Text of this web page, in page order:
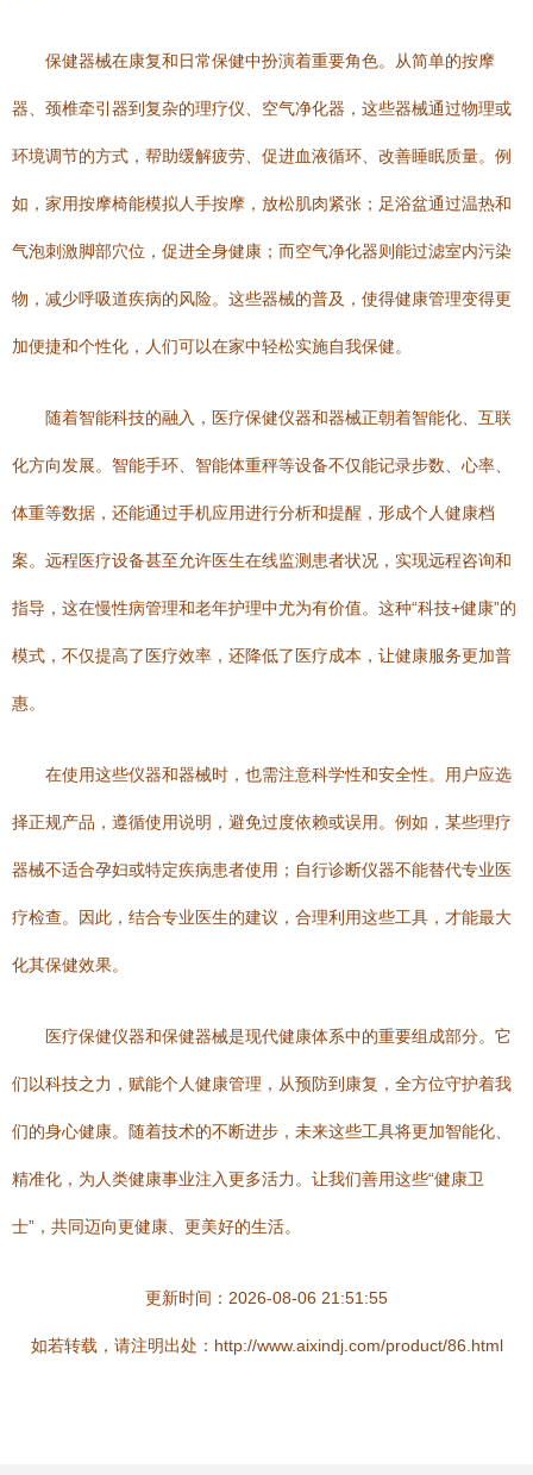
保健器械在康复和日常保健中扮演着重要角色。从简单的按摩
器、颈椎牵引器到复杂的理疗仪、空气净化器，这些器械通过物理或
环境调节的方式，帮助缓解疲劳、促进血液循环、改善睡眠质量。例
如，家用按摩椅能模拟人手按摩，放松肌肉紧张；足浴盆通过温热和
气泡刺激脚部穴位，促进全身健康；而空气净化器则能过滤室内污染
物，减少呼吸道疾病的风险。这些器械的普及，使得健康管理变得更
加便捷和个性化，人们可以在家中轻松实施自我保健。
随着智能科技的融入，医疗保健仪器和器械正朝着智能化、互联
化方向发展。智能手环、智能体重秤等设备不仅能记录步数、心率、
体重等数据，还能通过手机应用进行分析和提醒，形成个人健康档
案。远程医疗设备甚至允许医生在线监测患者状况，实现远程咨询和
指导，这在慢性病管理和老年护理中尤为有价值。这种“科技+健康”的
模式，不仅提高了医疗效率，还降低了医疗成本，让健康服务更加普
惠。
在使用这些仪器和器械时，也需注意科学性和安全性。用户应选
择正规产品，遵循使用说明，避免过度依赖或误用。例如，某些理疗
器械不适合孕妇或特定疾病患者使用；自行诊断仪器不能替代专业医
疗检查。因此，结合专业医生的建议，合理利用这些工具，才能最大
化其保健效果。
医疗保健仪器和保健器械是现代健康体系中的重要组成部分。它
们以科技之力，赋能个人健康管理，从预防到康复，全方位守护着我
们的身心健康。随着技术的不断进步，未来这些工具将更加智能化、
精准化，为人类健康事业注入更多活力。让我们善用这些“健康卫
士”，共同迈向更健康、更美好的生活。
更新时间：2026-08-06 21:51:55
如若转载，请注明出处：http://www.aixindj.com/product/86.html